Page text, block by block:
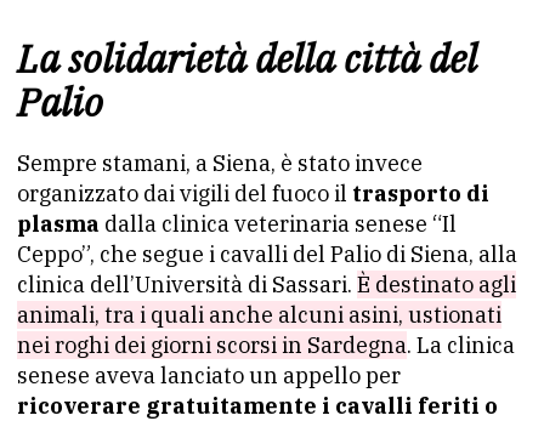
La solidarietà della città del
Palio
Sempre stamani, a Siena, è stato invece
organizzato dai vigili del fuoco il trasporto di
plasma dalla clinica veterinaria senese “Il
Ceppo”, che segue i cavalli del Palio di Siena, alla
clinica dell’Università di Sassari. È destinato agli
animali, tra i quali anche alcuni asini, ustionati
nei roghi dei giorni scorsi in Sardegna. La clinica
senese aveva lanciato un appello per
ricoverare gratuitamente i cavalli feriti o